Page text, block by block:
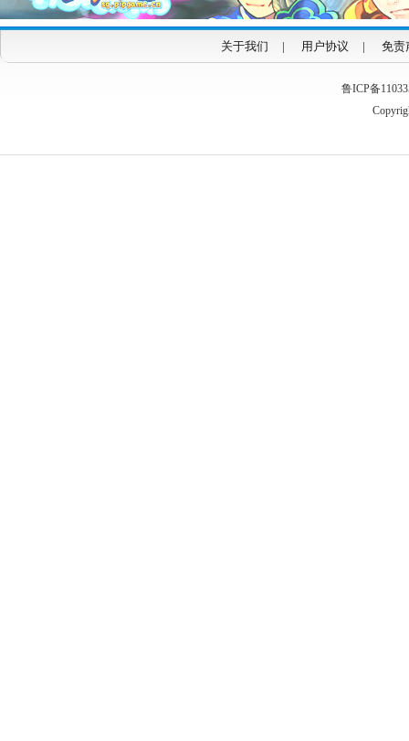
关于我们 | 用户协议 | 免责
鲁ICP备